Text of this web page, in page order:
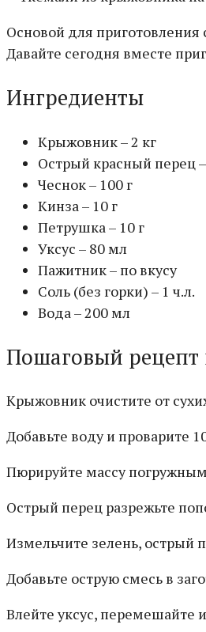
Основой для
Давайте сегодня вместе
Ингредиенты
Крыжовник – 2 кг
Острый красный перец
Чеснок – 100 г
Кинза – 10 г
Петрушка – 10 г
Уксус – 80 мл
Пажитник – по вкусу
Соль (без горки) – 1 ч.л.
Вода – 200 мл
Пошаговый рецепт
Крыжовник очистите от
Добавьте воду и проварите
Пюрируйте массу
Острый перец разрежьте
Измельчите зелень, острый
Добавьте острую смесь в
Влейте уксус, перемешайте